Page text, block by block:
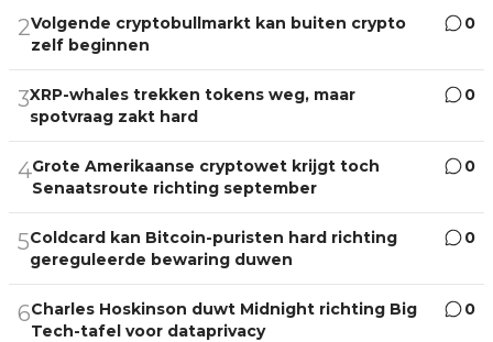
2Volgende cryptobullmarkt kan buiten crypto
zelf beginnen
0
3XRP-whales trekken tokens weg, maar
spotvraag zakt hard
0
4Grote Amerikaanse cryptowet krijgt toch
Senaatsroute richting september
0
5Coldcard kan Bitcoin-puristen hard richting
gereguleerde bewaring duwen
0
6Charles Hoskinson duwt Midnight richting Big
Tech-tafel voor dataprivacy
0